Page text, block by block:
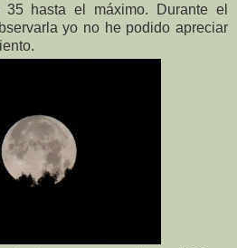
hasta el máximo. Durante el
yo no he podido apreciar